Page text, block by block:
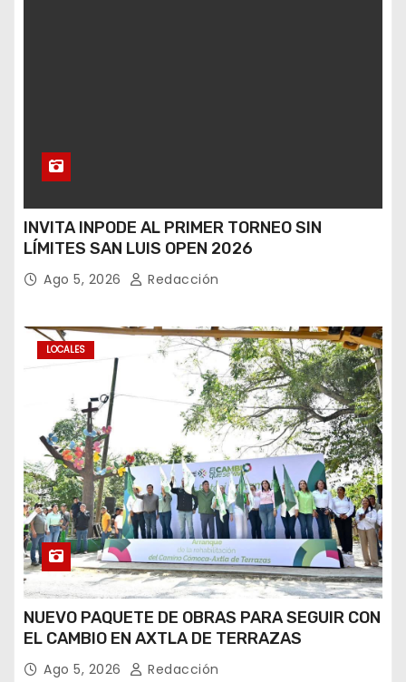
INVITA INPODE AL PRIMER TORNEO SIN
LÍMITES SAN LUIS OPEN 2026
Ago 5, 2026 Redacción
LOCALES
NUEVO PAQUETE DE OBRAS PARA SEGUIR CON
EL CAMBIO EN AXTLA DE TERRAZAS
Ago 5, 2026 Redacción